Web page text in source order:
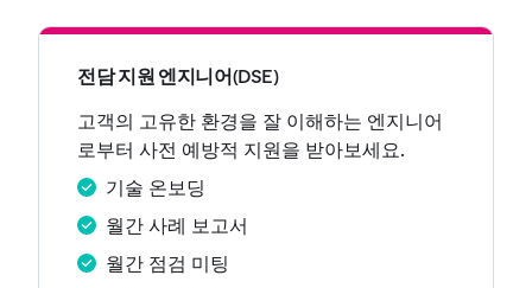
전담 지원 엔지니어(DSE)
고객의 고유한 환경을 잘 이해하는 엔지니어
로부터 사전 예방적 지원을 받아보세요.
기술 온보딩
월간 사례 보고서
월간 점검 미팅